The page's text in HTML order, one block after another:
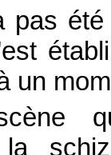
pas
un